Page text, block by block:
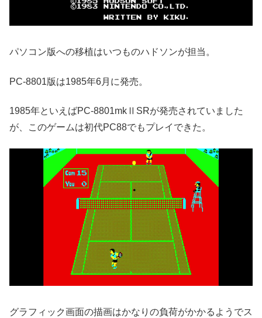
パソコン版への移植はいつものハドソンが担当。
PC-8801版は1985年6月に発売。
1985年といえばPC-8801mkⅡSRが発売されていました
が、このゲームは初代PC88でもプレイできた。
グラフィック画面の描画はかなりの負荷がかかるようでス